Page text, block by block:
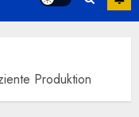
Produktion